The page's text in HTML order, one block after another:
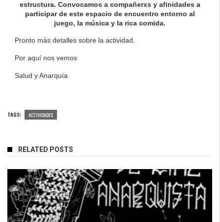
estructura. Convocamos a compañerxs y afinidades a
participar de este espacio de encuentro entorno al
juego, la música y la rica comida.
Pronto más detalles sobre la actividad.
Por aquí nos vemos
Salud y Anarquía
TAGS: ACTIVIDADES
RELATED POSTS